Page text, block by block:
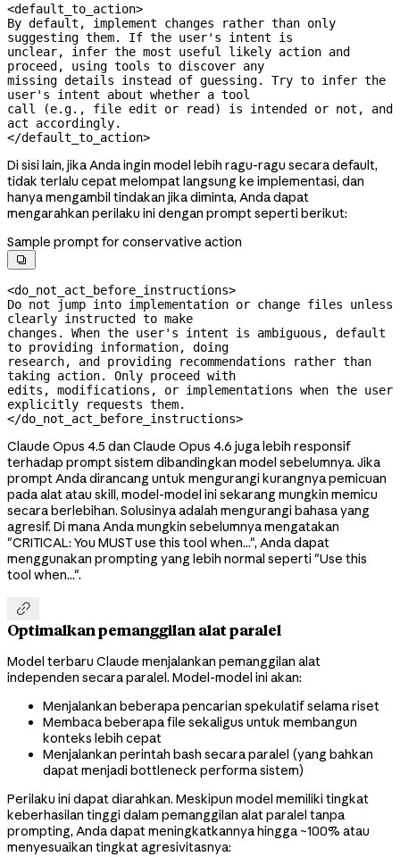
<default_to_action>
By default, implement changes rather than only
suggesting them. If the user's intent is
unclear, infer the most useful likely action and
proceed, using tools to discover any
missing details instead of guessing. Try to infer the
user's intent about whether a tool
call (e.g., file edit or read) is intended or not, and
act accordingly.
</default_to_action>
Di sisi lain, jika Anda ingin model lebih ragu-ragu secara default,
tidak terlalu cepat melompat langsung ke implementasi, dan
hanya mengambil tindakan jika diminta, Anda dapat
mengarahkan perilaku ini dengan prompt seperti berikut:
Sample prompt for conservative action

<do_not_act_before_instructions>
Do not jump into implementation or change files unless
clearly instructed to make
changes. When the user's intent is ambiguous, default
to providing information, doing
research, and providing recommendations rather than
taking action. Only proceed with
edits, modifications, or implementations when the user
explicitly requests them.
</do_not_act_before_instructions>
Claude Opus 4.5 dan Claude Opus 4.6 juga lebih responsif
terhadap prompt sistem dibandingkan model sebelumnya. Jika
prompt Anda dirancang untuk mengurangi kurangnya pemicuan
pada alat atau skill, model-model ini sekarang mungkin memicu
secara berlebihan. Solusinya adalah mengurangi bahasa yang
agresif. Di mana Anda mungkin sebelumnya mengatakan
"CRITICAL: You MUST use this tool when...", Anda dapat
menggunakan prompting yang lebih normal seperti "Use this
tool when...".

Optimalkan pemanggilan alat paralel
Model terbaru Claude menjalankan pemanggilan alat
independen secara paralel. Model-model ini akan:
Menjalankan beberapa pencarian spekulatif selama riset
Membaca beberapa file sekaligus untuk membangun
konteks lebih cepat
Menjalankan perintah bash secara paralel (yang bahkan
dapat menjadi bottleneck performa sistem)
Perilaku ini dapat diarahkan. Meskipun model memiliki tingkat
keberhasilan tinggi dalam pemanggilan alat paralel tanpa
prompting, Anda dapat meningkatkannya hingga ~100% atau
menyesuaikan tingkat agresivitasnya: